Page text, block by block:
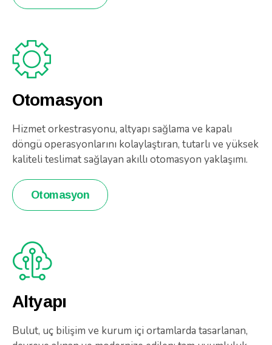
Otomasyon
Hizmet orkestrasyonu, altyapı sağlama ve kapalı
döngü operasyonlarını kolaylaştıran, tutarlı ve yüksek
kaliteli teslimat sağlayan akıllı otomasyon yaklaşımı.
Otomasyon
Altyapı
Bulut, uç bilişim ve kurum içi ortamlarda tasarlanan,